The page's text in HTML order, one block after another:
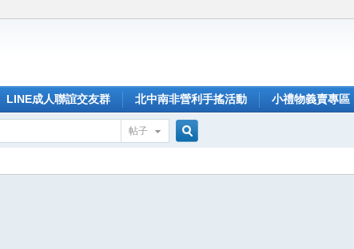
LINE成人聯誼交友群 北中南非營利手搖活動 小禮物義賣專區
帖子